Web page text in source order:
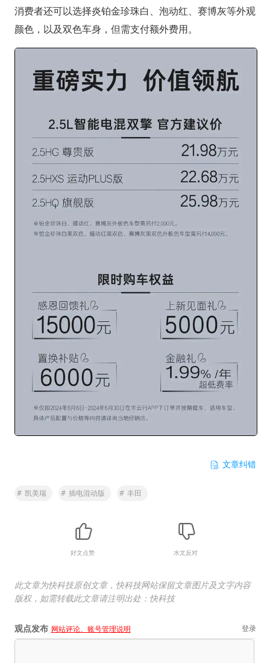
消费者还可以选择炎铂金珍珠白、泡动红、赛博灰等外观
颜色，以及双色车身，但需支付额外费用。
文章纠错
# 凯美瑞 # 插电混动版 # 丰田
好文点赞 水文反对
此文章为快科技原创文章，快科技网站保留文章图片及文字内容
版权，如需转载此文章请注明出处：快科技
观点发布 网站评论、账号管理说明 登录